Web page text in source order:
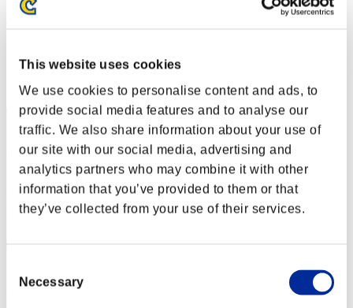
This website uses cookies
We use cookies to personalise content and ads, to
provide social media features and to analyse our
traffic. We also share information about your use of
our site with our social media, advertising and
analytics partners who may combine it with other
information that you’ve provided to them or that
they’ve collected from your use of their services.
Selection
Necessary
nwk000063
RANK
2